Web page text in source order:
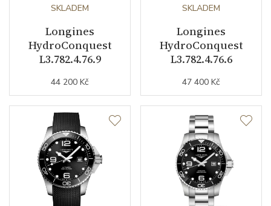
Datumovka
Sekundová ručka
Barva číselníku
Indexy číselníku indexy / tečky/body
SKLADEM
Longines
HydroConquest
L3.782.4.76.9
44 200 Kč
SKLADEM
Longines
HydroConquest
L3.782.4.76.6
47 400 Kč